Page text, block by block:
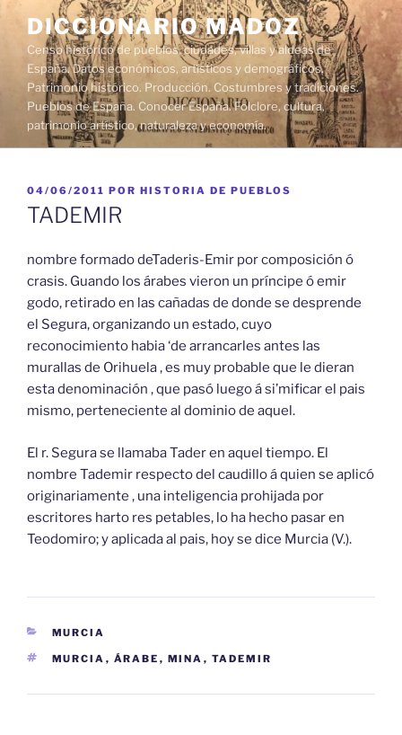
contenido
DICCIONARIO MADOZ
Censo histórico de pueblos, ciudades, villas y aldeas de
España. Datos económicos, artísticos y demográficos.
Patrimonio histórico. Producción. Costumbres y tradiciones.
Pueblos de España. Conocer España. Folclore, cultura,
patrimonio artístico, naturaleza y economía.
PUBLICADO
EL
04/06/2011 POR HISTORIA DE PUEBLOS
TADEMIR
nombre formado deTaderis-Emir por composición ó
crasis. Guando los árabes vieron un príncipe ó emir
godo, retirado en las cañadas de donde se desprende
el Segura, organizando un estado, cuyo
reconocimiento habia ‘de arrancarles antes las
murallas de Orihuela , es muy probable que le dieran
esta denominación , que pasó luego á si’mificar el pais
mismo, perteneciente al dominio de aquel.
El r. Segura se llamaba Tader en aquel tiempo. El
nombre Tademir respecto del caudillo á quien se aplicó
originariamente , una inteligencia prohijada por
escritores harto res petables, lo ha hecho pasar en
Teodomiro; y aplicada al pais, hoy se dice Murcia (V.).
CATEGORÍAS
MURCIA
ETIQUETAS
MURCIA , ÁRABE , MINA , TADEMIR